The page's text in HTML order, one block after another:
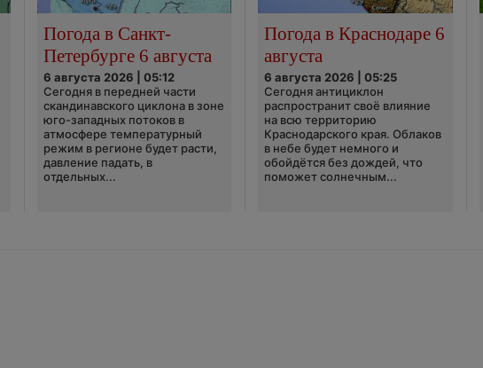
Погода в Санкт-
Петербурге 6 августа
6 августа 2026 | 05:12
Сегодня в передней части
скандинавского циклона в зоне
юго-западных потоков в
атмосфере температурный
режим в регионе будет расти,
давление падать, в
отдельных...
Погода в Краснодаре 6
августа
6 августа 2026 | 05:25
Сегодня антициклон
распространит своё влияние
на всю территорию
Краснодарского края. Облаков
в небе будет немного и
обойдётся без дождей, что
поможет солнечным...